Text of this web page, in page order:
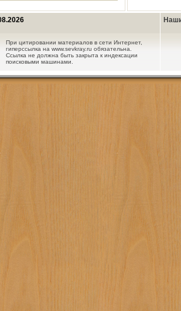
При цитировании материалов в сети Интернет,
гиперссылка на www.sevkray.ru обязательна.
Ссылка не должна быть закрыта к индексации
поисковыми машинами.